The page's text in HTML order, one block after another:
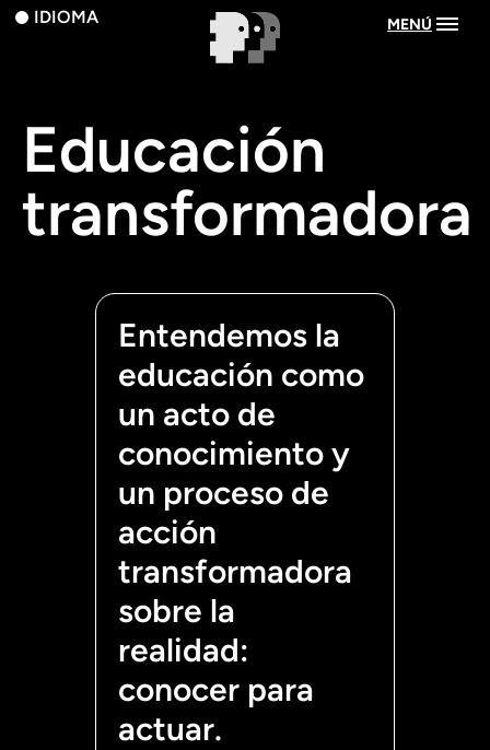
IDIOMA MENÚ
Educación
transformadora
Entendemos la
educación como
un acto de
conocimiento y
un proceso de
acción
transformadora
sobre la
realidad:
conocer para
actuar.